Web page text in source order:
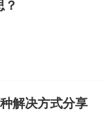
解决方式分享